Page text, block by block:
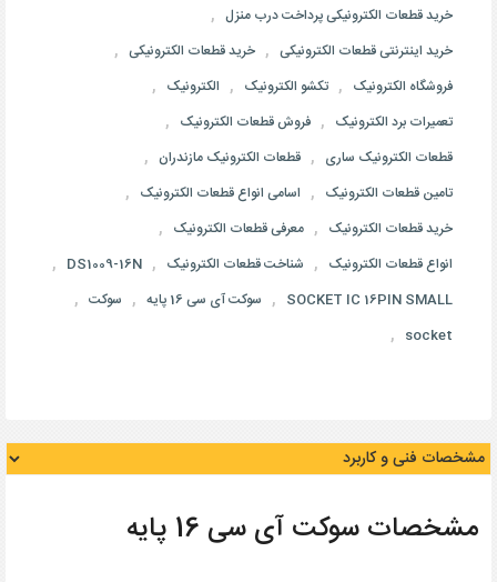
خرید قطعات الکترونیکی پرداخت درب منزل ,
خرید اینترنتی قطعات الکترونیکی , خرید قطعات الکترونیکی ,
فروشگاه الکترونیک , تکشو الکترونیک , الکترونیک ,
تعمیرات برد الکترونیک , فروش قطعات الکترونیک ,
قطعات الکترونیک ساری , قطعات الکترونیک مازندران ,
تامین قطعات الکترونیک , اسامی انواع قطعات الکترونیک ,
خرید قطعات الکترونیک , معرفی قطعات الکترونیک ,
انواع قطعات الکترونیک , شناخت قطعات الکترونیک ,
DS1009-16N
,
SOCKET IC 16PIN SMALL
, سوکت آی سی 16 پایه , سوکت ,
socket
,
مشخصات سوکت آی سی 16 پایه